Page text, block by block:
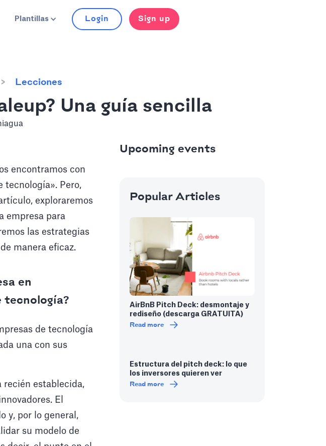
Plantillas Login Sign up
Lecciones
Una guía sencilla
encontramos con
tecnología». Pero,
exploraremos
empresa para
las estrategias
manera eficaz.
en
tecnología?
de tecnología
una con sus
recién establecida,
El
y, por lo general,
su modelo de
Upcoming events
Popular Articles
AirBnB Pitch Deck: desmontaje y
rediseño (descarga GRATUITA)
Read more
Estructura del pitch deck: lo que
los inversores quieren ver
Read more